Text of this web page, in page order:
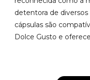
detentora de
cápsulas são
Dolce Gusto e